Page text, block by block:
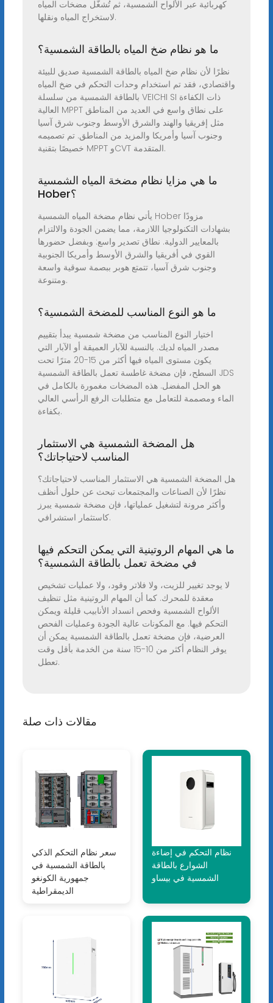
كهربائية عبر الألواح الشمسية، ثم تُشغّل مضخات المياه
لاستخراج المياه ونقلها.
ما هو نظام ضخ المياه بالطاقة الشمسية؟
نظرًا لأن نظام ضخ المياه بالطاقة الشمسية صديق للبيئة
واقتصادي، فقد تم استخدام وحدات التحكم في ضخ المياه
بالطاقة الشمسية من سلسلة VEICHI SI ذات الكفاءة
العالية MPPT على نطاق واسع في العديد من المناطق
مثل إفريقيا والهند والشرق الأوسط وجنوب شرق آسيا
وجنوب آسيا وأمريكا والمزيد من المناطق. تم تصميمه
خصيصًا بتقنية MPPT وCVT المتقدمة.
ما هي مزايا نظام مضخة المياه الشمسية
Hober؟
يأتي نظام مضخة المياه الشمسية Hober مزودًا
بشهادات التكنولوجيا اللازمة، مما يضمن الجودة والالتزام
بالمعايير الدولية. نطاق تصدير واسع: وبفضل حضورها
القوي في أفريقيا والشرق الأوسط وأمريكا الجنوبية
وجنوب شرق آسيا، تتمتع هوبر ببصمة سوقية واسعة
ومتنوعة.
ما هو النوع المناسب للمضخة الشمسية؟
اختيار النوع المناسب من مضخة شمسية يبدأ بتقييم
مصدر المياه لديك. بالنسبة للآبار العميقة أو الآبار التي
يكون مستوى المياه فيها أكثر من 15-20 مترًا تحت
السطح، فإن مضخة غاطسة تعمل بالطاقة الشمسية JDS
هو الحل المفضل. هذه المضخات مغمورة بالكامل في
الماء ومصممة للتعامل مع متطلبات الرفع الرأسي العالي
بكفاءة.
هل المضخة الشمسية هي الاستثمار
المناسب لاحتياجاتك؟
هل المضخة الشمسية هي الاستثمار المناسب لاحتياجاتك؟
نظرًا لأن الصناعات والمجتمعات تبحث عن حلول أنظف
وأكثر مرونة لتشغيل عملياتها، فإن مضخة شمسية يبرز
كاستثمار استشرافي.
ما هي المهام الروتينية التي يمكن التحكم فيها
في مضخة تعمل بالطاقة الشمسية؟
لا يوجد تغيير للزيت، ولا فلاتر وقود، ولا عمليات تشخيص
معقدة للمحرك. كما أن المهام الروتينية مثل تنظيف
الألواح الشمسية وفحص انسداد الأنابيب قليلة ويمكن
التحكم فيها. مع المكونات عالية الجودة وعمليات الفحص
العرضية، فإن مضخة تعمل بالطاقة الشمسية يمكن أن
يوفر النظام أكثر من 10-15 سنة من الخدمة بأقل وقت
تعطل.
مقالات ذات صلة
سعر نظام التحكم الذكي
بالطاقة الشمسية في
جمهورية الكونغو
الديمقراطية
نظام التحكم في إضاءة
الشوارع بالطاقة
الشمسية في بيساو